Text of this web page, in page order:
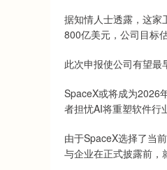
据知情人士透露，这家
800亿美元，公司目标
此次申报使公司有望最
SpaceX或将成为2026
者担忧AI将重塑软件行
由于SpaceX选择了当
与企业在正式披露前，